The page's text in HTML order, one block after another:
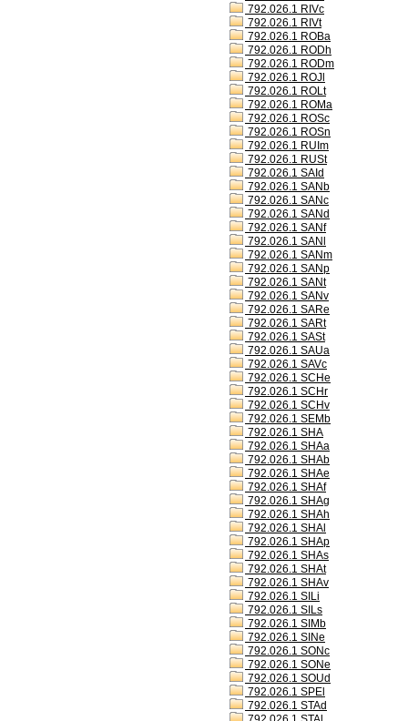
792.026.1 RIVc
792.026.1 RIVt
792.026.1 ROBa
792.026.1 RODh
792.026.1 RODm
792.026.1 ROJl
792.026.1 ROLt
792.026.1 ROMa
792.026.1 ROSc
792.026.1 ROSn
792.026.1 RUIm
792.026.1 RUSt
792.026.1 SAId
792.026.1 SANb
792.026.1 SANc
792.026.1 SANd
792.026.1 SANf
792.026.1 SANl
792.026.1 SANm
792.026.1 SANp
792.026.1 SANt
792.026.1 SANv
792.026.1 SARe
792.026.1 SARt
792.026.1 SASt
792.026.1 SAUa
792.026.1 SAVc
792.026.1 SCHe
792.026.1 SCHr
792.026.1 SCHv
792.026.1 SEMb
792.026.1 SHA
792.026.1 SHAa
792.026.1 SHAb
792.026.1 SHAe
792.026.1 SHAf
792.026.1 SHAg
792.026.1 SHAh
792.026.1 SHAl
792.026.1 SHAp
792.026.1 SHAs
792.026.1 SHAt
792.026.1 SHAv
792.026.1 SILi
792.026.1 SILs
792.026.1 SIMb
792.026.1 SINe
792.026.1 SONc
792.026.1 SONe
792.026.1 SOUd
792.026.1 SPEl
792.026.1 STAd